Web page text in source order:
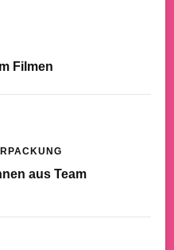
Filmen
aus Team